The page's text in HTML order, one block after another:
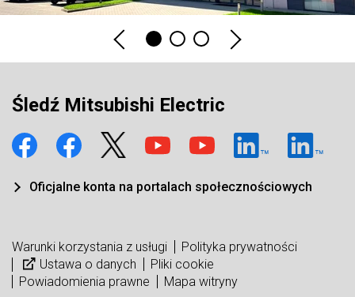
Śledź Mitsubishi Electric
Oficjalne konta na portalach społecznościowych
Warunki korzystania z usługi
Polityka prywatności
Ustawa o danych
Pliki cookie
Powiadomienia prawne
Mapa witryny